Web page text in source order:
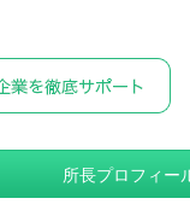
所長プロフィー